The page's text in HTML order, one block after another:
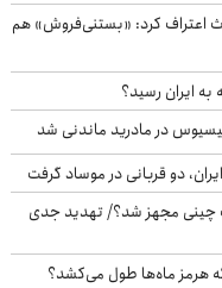
اعتراف کرد: «بستنی‌فروش» هم
ایران رسید؟
در مادرید ماندنی شد
دو قربانی در موساد گرفت
چینی مجهز شد؟/ تهدید جدی
هرمز ماه‌ها طول می‌کشد؟